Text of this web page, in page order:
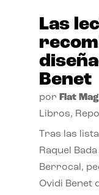
Las
Benet
por Flat
Libros,
Tras las
Raquel
Berrocal,
Ovidi Benet